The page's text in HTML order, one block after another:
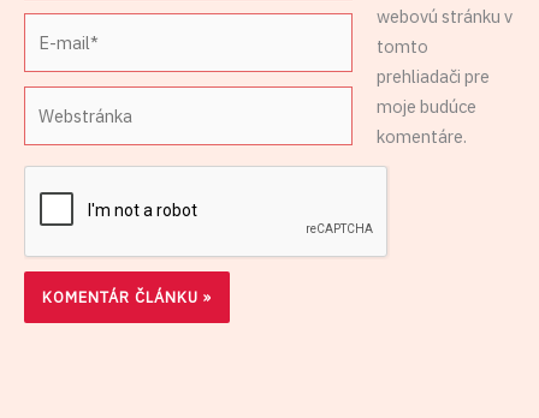
webovú stránku v
tomto
prehliadači pre
moje budúce
komentáre.